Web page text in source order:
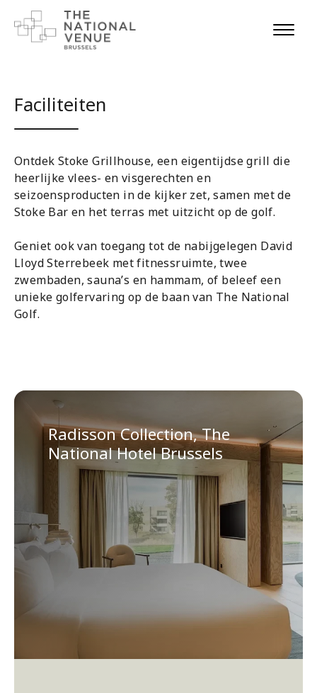
Faciliteiten
Ontdek Stoke Grillhouse, een eigentijdse grill die
heerlijke vlees- en visgerechten en
seizoensproducten in de kijker zet, samen met de
Stoke Bar en het terras met uitzicht op de golf.
Geniet ook van toegang tot de nabijgelegen David
Lloyd Sterrebeek met fitnessruimte, twee
zwembaden, sauna’s en hammam, of beleef een
unieke golfervaring op de baan van The National
Golf.
Radisson Collection, The
National Hotel Brussels